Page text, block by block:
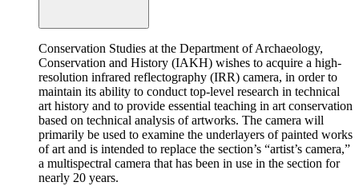
Conservation Studies at the Department of Archaeology,
Conservation and History (IAKH) wishes to acquire a high-
resolution infrared reflectography (IRR) camera, in order to
maintain its ability to conduct top-level research in technical
art history and to provide essential teaching in art conservation
based on technical analysis of artworks. The camera will
primarily be used to examine the underlayers of painted works
of art and is intended to replace the section’s “artist’s camera,”
a multispectral camera that has been in use in the section for
nearly 20 years.